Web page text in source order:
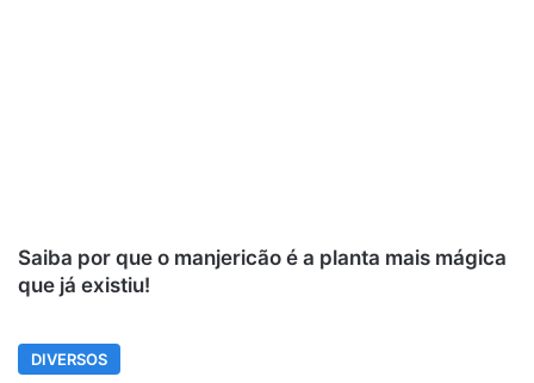
Saiba por que o manjericão é a planta mais mágica
que já existiu!
DIVERSOS